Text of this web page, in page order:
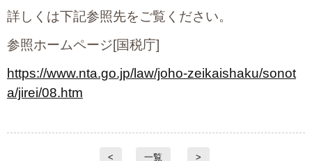
詳しくは下記参照先をご覧ください。
参照ホームページ[国税庁]
https://www.nta.go.jp/law/joho-zeikaishaku/sonot
a/jirei/08.htm
< 一覧 >